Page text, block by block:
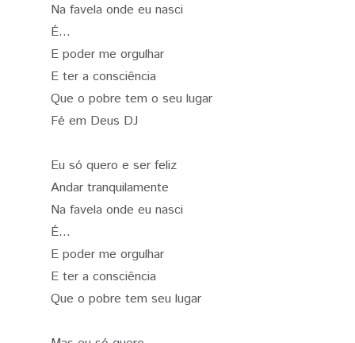
Na favela onde eu nasci
É...
E poder me orgulhar
E ter a consciência
Que o pobre tem o seu lugar
Fé em Deus DJ
Eu só quero e ser feliz
Andar tranquilamente
Na favela onde eu nasci
É...
E poder me orgulhar
E ter a consciência
Que o pobre tem seu lugar